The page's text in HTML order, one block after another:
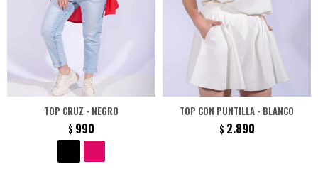
TOP CRUZ - NEGRO
$ 990
TOP CON PUNTILLA - BLANCO
$ 2.890